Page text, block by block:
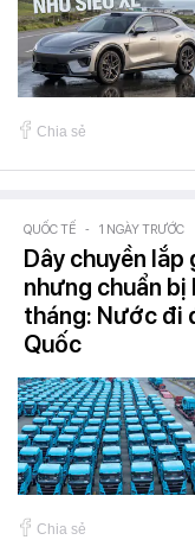
Chia sẻ
QUỐC TẾ - 1 NGÀY TRƯỚC
Dây chuyền lắp
nhưng chuẩn bị
tháng: Nước đi
Quốc
Chia sẻ